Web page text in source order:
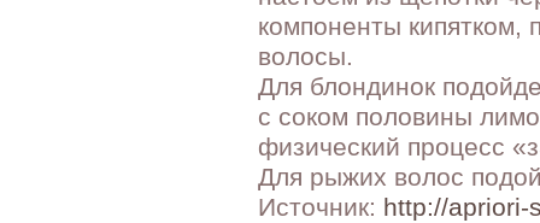
компоненты кипятком,
волосы.
Для блондинок
с соком половины
физический процесс
Для рыжих волос
Источник: http://apriori-